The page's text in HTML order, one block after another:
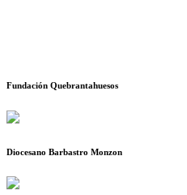
Fundación Quebrantahuesos
Diocesano Barbastro Monzon